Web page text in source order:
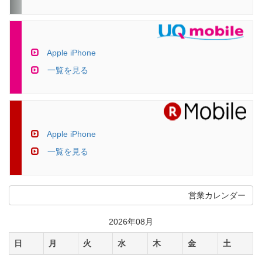
Apple iPhone
一覧を見る
Apple iPhone
一覧を見る
営業カレンダー
2026年08月
日 月 火 水 木 金 土